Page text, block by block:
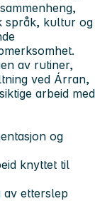
språk, kultur og
av rutiner,
ved Árran,
arbeid med
og
knyttet til
av etterslep